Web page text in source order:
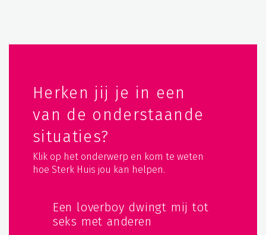
Herken jij je in een
van de onderstaande
situaties?
Klik op het onderwerp en kom te weten
hoe Sterk Huis jou kan helpen.
Een loverboy dwingt mij tot
seks met anderen